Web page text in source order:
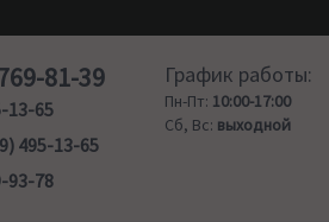
81-39
13-65
495-13-65
93-78
График работы:
Пн-Пт: 10:00-17:00
Сб, Вс: выходной